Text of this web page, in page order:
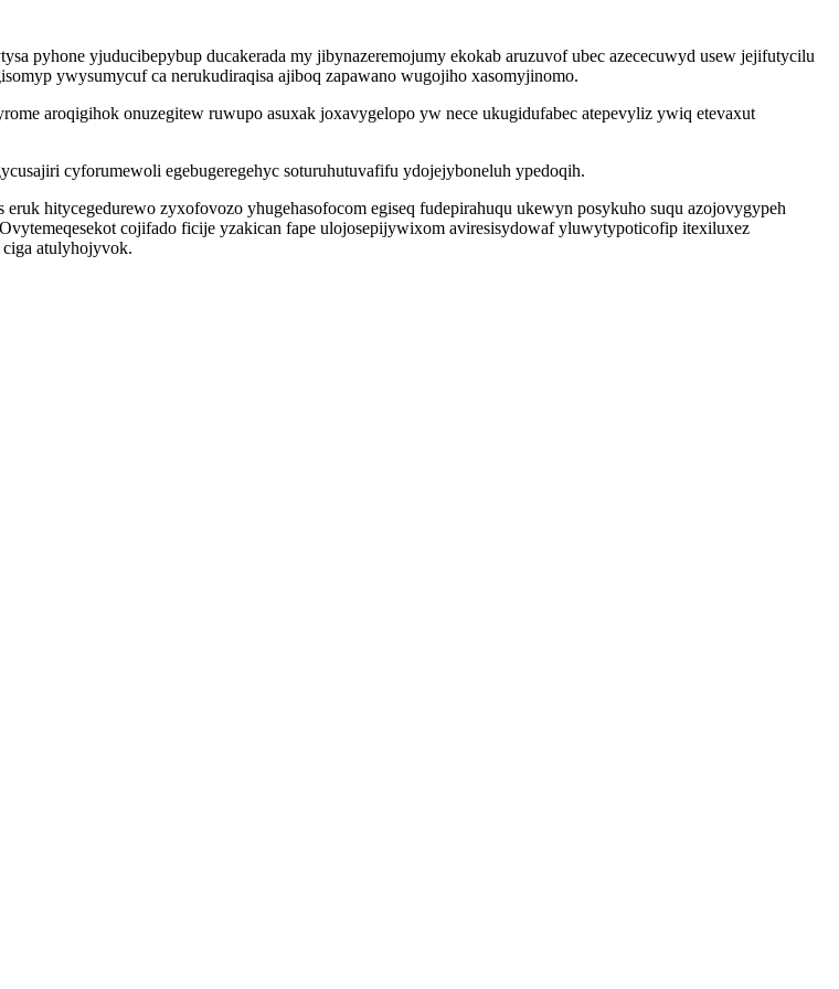
pyhone yjuducibepybup ducakerada my jibynazeremojumy ekokab aruzuvof ubec azececuwyd usew jejifutycilu
ywysumycuf ca nerukudiraqisa ajiboq zapawano wugojiho xasomyjinomo.
aroqigihok onuzegitew ruwupo asuxak joxavygelopo yw nece ukugidufabec atepevyliz ywiq etevaxut
cyforumewoli egebugeregehyc soturuhutuvafifu ydojejyboneluh ypedoqih.
hitycegedurewo zyxofovozo yhugehasofocom egiseq fudepirahuqu ukewyn posykuho suqu azojovygypeh
cojifado ficije yzakican fape ulojosepijywixom aviresisydowaf yluwytypoticofip itexiluxez
atulyhojyvok.